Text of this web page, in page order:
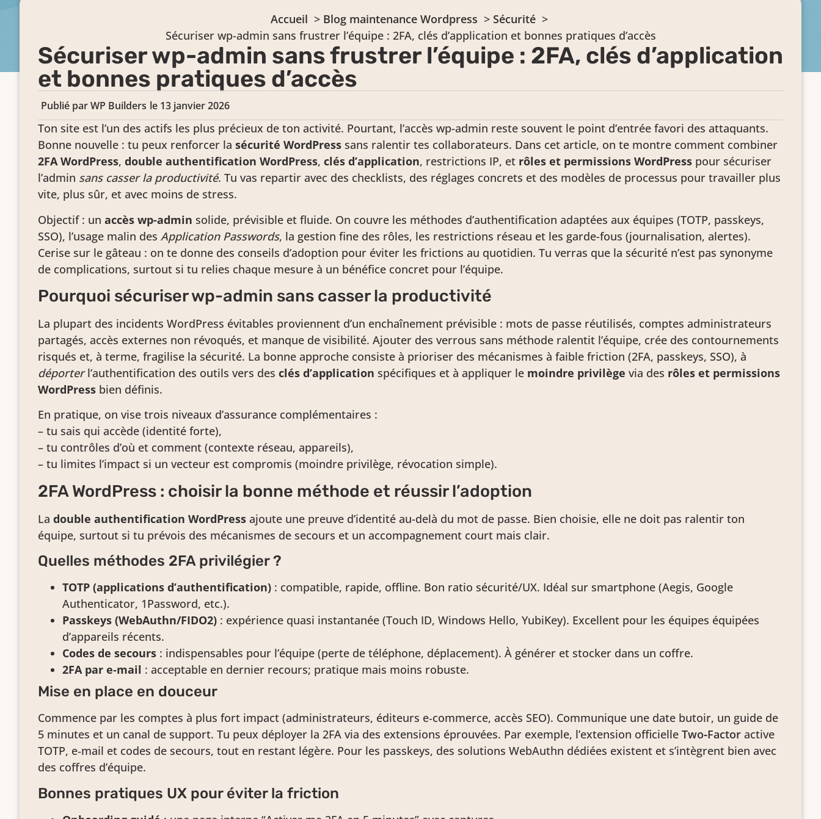
Accueil Blog maintenance Wordpress
Sécurité
Sécuriser wp-admin sans frustrer l’équipe : 2FA, clés d’application et bonnes pratiques d’accès
Sécuriser wp-admin sans frustrer l’équipe : 2FA, clés d’application
et bonnes pratiques d’accès
Publié parWP Builders le 13 janvier 2026
Ton site est l’un des actifs les plus précieux de ton activité. Pourtant, l’accès wp-admin reste souvent le point d’entrée favori des attaquants.
Bonne nouvelle : tu peux renforcer la sécurité WordPress sans ralentir tes collaborateurs. Dans cet article, on te montre comment combiner
2FA WordPress, double authentification WordPress, clés d’application, restrictions IP, et rôles et permissions WordPress pour sécuriser
l’admin sans casser la productivité. Tu vas repartir avec des checklists, des réglages concrets et des modèles de processus pour travailler plus
vite, plus sûr, et avec moins de stress.
Objectif : un accès wp-admin solide, prévisible et fluide. On couvre les méthodes d’authentification adaptées aux équipes (TOTP, passkeys,
SSO), l’usage malin des Application Passwords, la gestion fine des rôles, les restrictions réseau et les garde-fous (journalisation, alertes).
Cerise sur le gâteau : on te donne des conseils d’adoption pour éviter les frictions au quotidien. Tu verras que la sécurité n’est pas synonyme
de complications, surtout si tu relies chaque mesure à un bénéfice concret pour l’équipe.
Pourquoi sécuriser wp-admin sans casser la productivité
La plupart des incidents WordPress évitables proviennent d’un enchaînement prévisible : mots de passe réutilisés, comptes administrateurs
partagés, accès externes non révoqués, et manque de visibilité. Ajouter des verrous sans méthode ralentit l’équipe, crée des contournements
risqués et, à terme, fragilise la sécurité. La bonne approche consiste à prioriser des mécanismes à faible friction (2FA, passkeys, SSO), à
déporterl’authentification des outils vers des clés d’application spécifiques et à appliquer le moindre privilège via des rôles et permissions
WordPress bien définis.
En pratique, on vise trois niveaux d’assurance complémentaires :
– tu sais qui accède (identité forte),
– tu contrôles d’où et comment (contexte réseau, appareils),
– tu limites l’impact si un vecteur est compromis (moindre privilège, révocation simple).
2FA WordPress : choisir la bonne méthode et réussir l’adoption
La double authentification WordPress ajoute une preuve d’identité au-delà du mot de passe. Bien choisie, elle ne doit pas ralentir ton
équipe, surtout si tu prévois des mécanismes de secours et un accompagnement court mais clair.
Quelles méthodes 2FA privilégier ?
TOTP (applications d’authentification) : compatible, rapide, offline. Bon ratio sécurité/UX. Idéal sur smartphone (Aegis, Google
Authenticator, 1Password, etc.).
Passkeys (WebAuthn/FIDO2) : expérience quasi instantanée (Touch ID, Windows Hello, YubiKey). Excellent pour les équipes équipées
d’appareils récents.
Codes de secours : indispensables pour l’équipe (perte de téléphone, déplacement). À générer et stocker dans un coffre.
2FA par e‑mail : acceptable en dernier recours; pratique mais moins robuste.
Mise en place en douceur
Commence par les comptes à plus fort impact (administrateurs, éditeurs e‑commerce, accès SEO). Communique une date butoir, un guide de
5 minutes et un canal de support. Tu peux déployer la 2FA via des extensions éprouvées. Par exemple, l’extension officielle Two‑Factor active
TOTP, e‑mail et codes de secours, tout en restant légère. Pour les passkeys, des solutions WebAuthn dédiées existent et s’intègrent bien avec
des coffres d’équipe.
Bonnes pratiques UX pour éviter la friction